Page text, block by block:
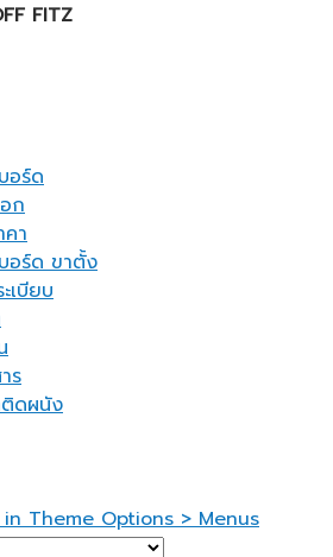
FITZ
อร์ด
ก
คา
อร์ด ขาตั้ง
เบียบ
ร
ดผนัง
Theme Options > Menus